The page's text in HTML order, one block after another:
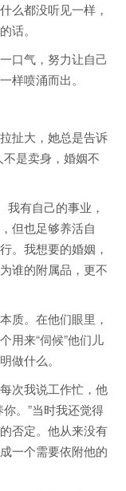
么都没听见一样，
话。
口气，努力让自己
样喷涌而出。
扯大，她总是告诉
是卖身，婚姻不
我有自己的事业，
但也足够养活自
。我想要的婚姻，
谁的附属品，更不
质。在他们眼里，
用来“伺候”他们儿
做什么。
次我说工作忙，他
。”当时我还觉得
否定。他从来没有
一个需要依附他的